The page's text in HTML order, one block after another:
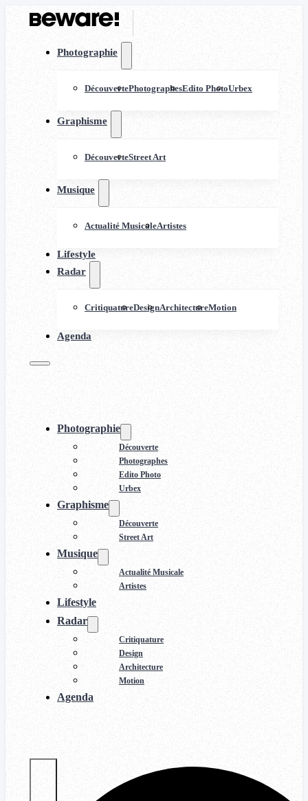
Photographie
DécouvertePhotographesEdito PhotoUrbex
Graphisme
DécouverteStreet Art
Musique
Actualité MusicaleArtistes
Lifestyle
Radar
CritiquatureDesignArchitectureMotion
Agenda
Photographie
Découverte
Photographes
Edito Photo
Urbex
Graphisme
Découverte
Street Art
Musique
Actualité Musicale
Artistes
Lifestyle
Radar
Critiquature
Design
Architecture
Motion
Agenda